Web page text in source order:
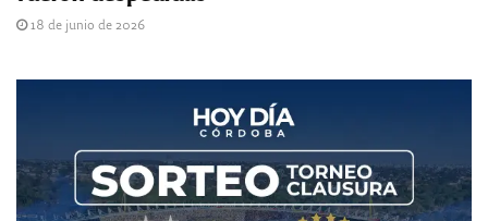
18 de junio de 2026